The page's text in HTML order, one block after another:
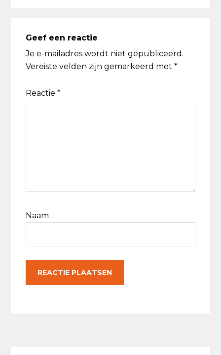
Interacties
Geef een reactie
Je e-mailadres wordt niet gepubliceerd.
Vereiste velden zijn gemarkeerd met*
Reactie*
Naam